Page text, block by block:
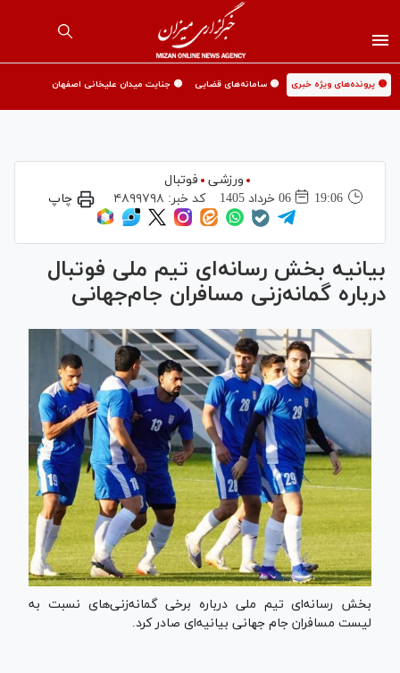
🟡 پرونده‌های ویژه خبری 🟡 سامانه‌های قضایی 🟡 جنایت میدان علیخانی اصفهان
ورزشی
فوتبال
19:06
06 خرداد 1405 کد خبر: ۴۸۹۹۷۹۸ چاپ
بیانیه بخش رسانه‌ای تیم ملی فوتبال
درباره گمانه‌زنی مسافران جام‌جهانی
بخش رسانه‌ای تیم ملی درباره برخی گمانه‌زنی‌های نسبت به
لیست مسافران جام جهانی بیانیه‌ای صادر کرد.